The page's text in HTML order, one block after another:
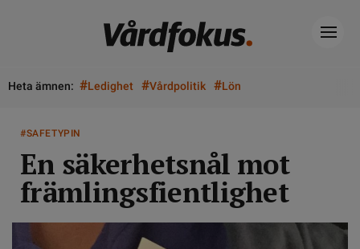
Heta ämnen: #Ledighet #Vårdpolitik #Lön
#SAFETYPIN
En säkerhetsnål mot
främlingsfientlighet